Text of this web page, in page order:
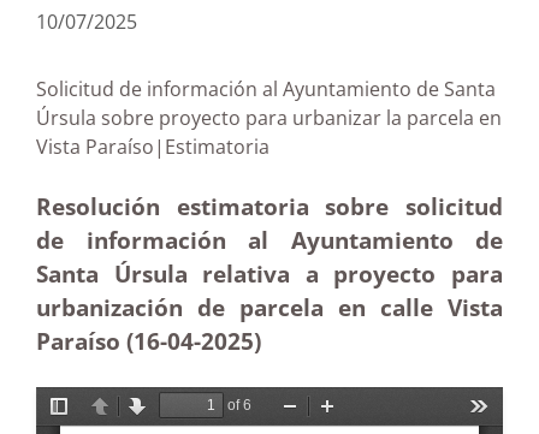
10/07/2025
Solicitud de información al Ayuntamiento de Santa
Úrsula sobre proyecto para urbanizar la parcela en
Vista Paraíso|Estimatoria
Resolución estimatoria sobre solicitud
de información al Ayuntamiento de
Santa Úrsula relativa a proyecto para
urbanización de parcela en calle Vista
Paraíso (16-04-2025)